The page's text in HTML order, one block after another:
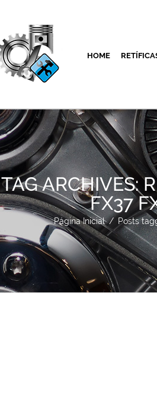
HOME
TAG ARCHIVES:
FX37
Página Inicial / Posts